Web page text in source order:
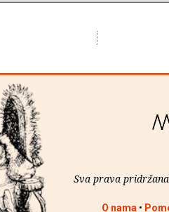
Sva prava
O nama •